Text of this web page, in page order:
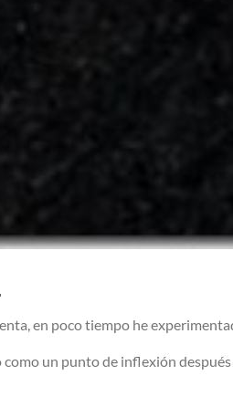
en poco tiempo he
como un punto de inflexión